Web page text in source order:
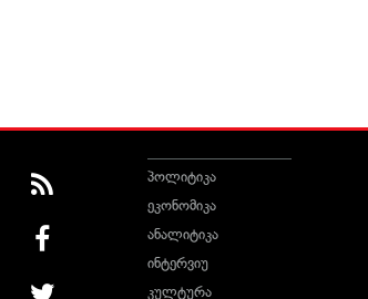
პოლიტიკა
ეკონომიკა
ანალიტიკა
ინტერვიუ
კულტურა